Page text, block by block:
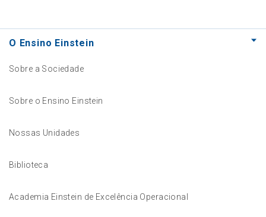
O Ensino Einstein
Sobre a Sociedade
Sobre o Ensino Einstein
Nossas Unidades
Biblioteca
Academia Einstein de Excelência Operacional